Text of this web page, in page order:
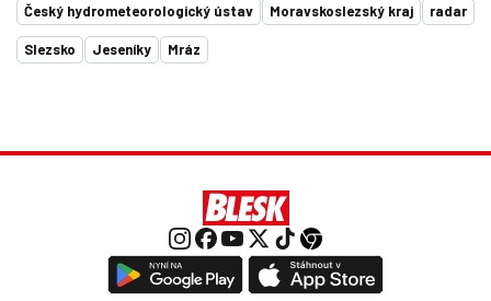
Český hydrometeorologický ústav Moravskoslezský kraj radar
Slezsko Jeseníky Mráz